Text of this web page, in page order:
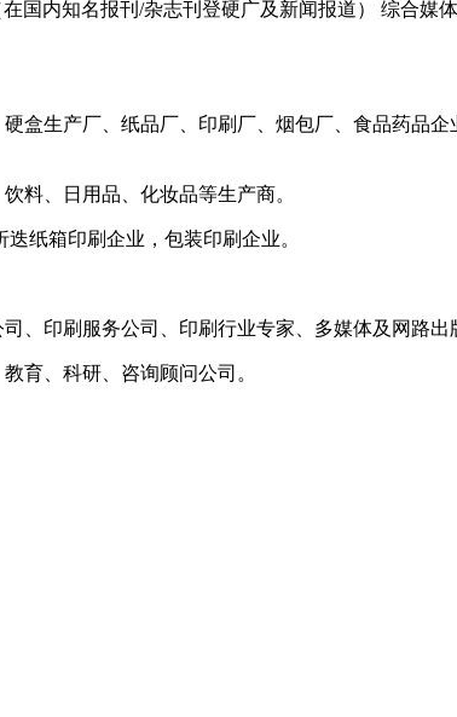
国内知名报刊/杂志刊登硬广及新闻报道） 综合
盒生产厂、纸品厂、印刷厂、烟包厂、食品药品
料、日用品、化妆品等生产商。
纸箱印刷企业，包装印刷企业。
、印刷服务公司、印刷行业专家、多媒体及网路出
育、科研、咨询顾问公司。